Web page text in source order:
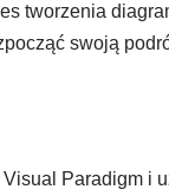
tworzenia
swoją
Paradigm i